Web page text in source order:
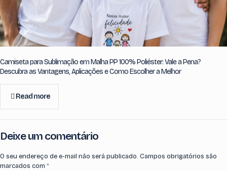
Camiseta para Sublimação em Malha PP 100% Poliéster: Vale a Pena?
Descubra as Vantagens, Aplicações e Como Escolher a Melhor
Read more
Deixe um comentário
O seu endereço de e-mail não será publicado. Campos obrigatórios são
marcados com *